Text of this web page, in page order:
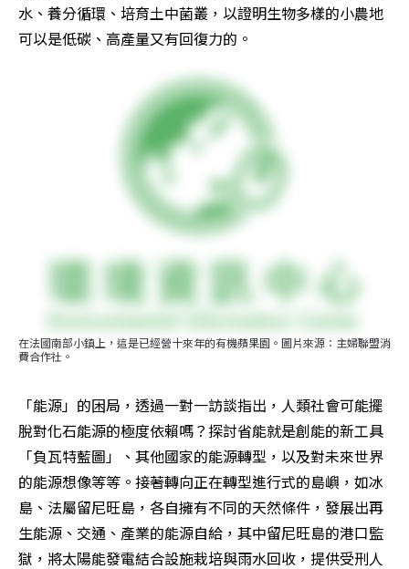
水、養分循環、培育土中菌叢，以證明生物多樣的小農地
可以是低碳、高產量又有回復力的。
在法國南部小鎮上，這是已經營十來年的有機蘋果園。圖片來源：主婦聯盟消
費合作社。
「能源」的困局，透過一對一訪談指出，人類社會可能擺
脫對化石能源的極度依賴嗎？探討省能就是創能的新工具
「負瓦特藍圖」、其他國家的能源轉型，以及對未來世界
的能源想像等等。接著轉向正在轉型進行式的島嶼，如冰
島、法屬留尼旺島，各自擁有不同的天然條件，發展出再
生能源、交通、產業的能源自給，其中留尼旺島的港口監
獄，將太陽能發電結合設施栽培與雨水回收，提供受刑人